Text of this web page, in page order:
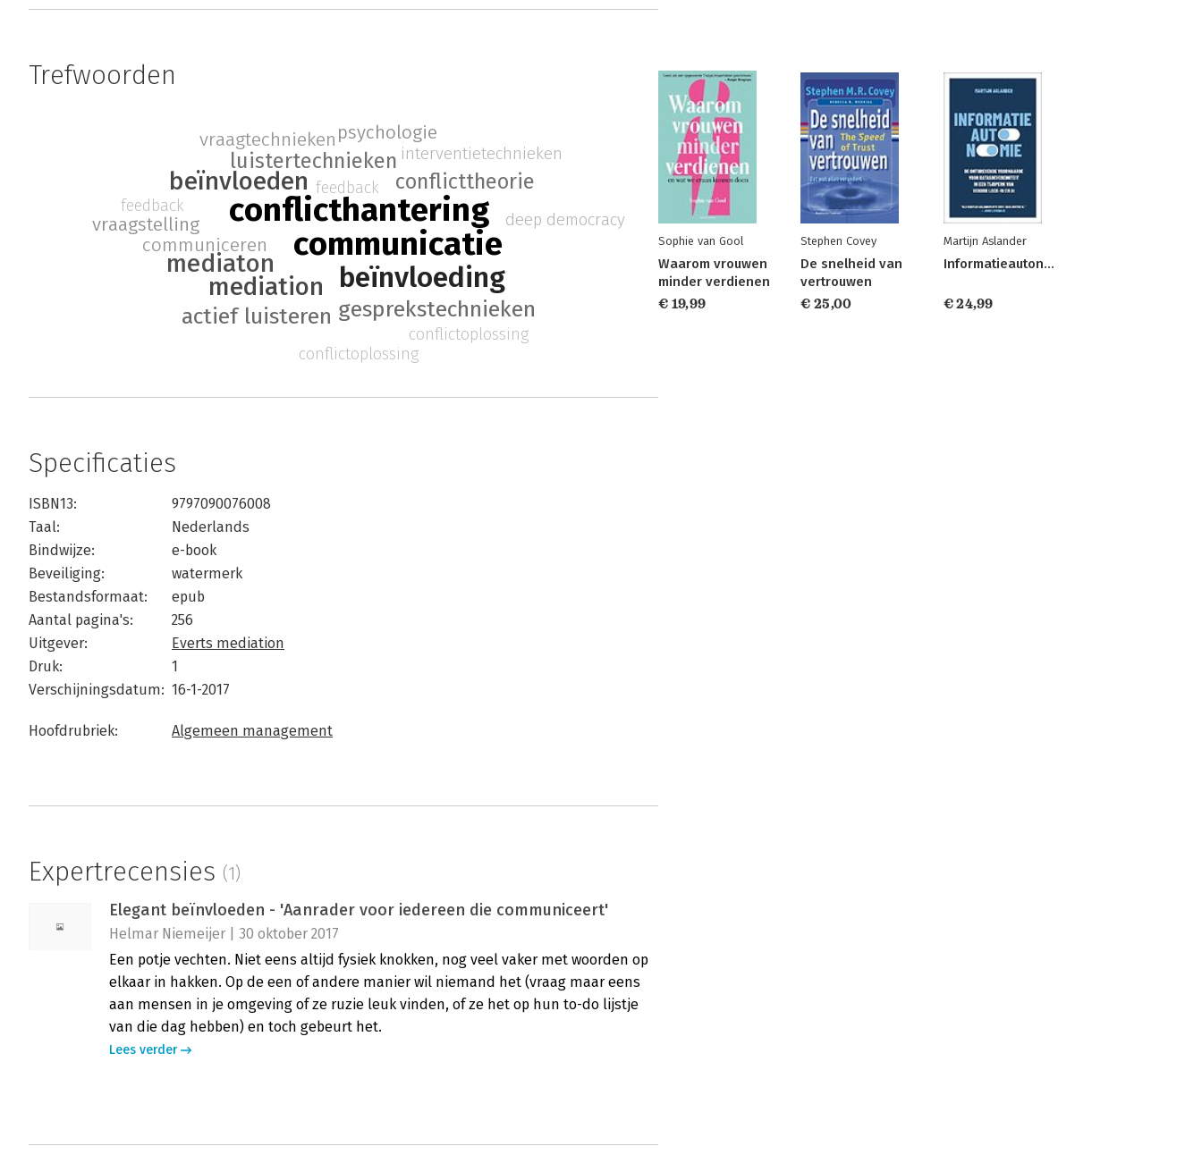
Trefwoorden
conflicthantering
communicatie
beïnvloeding
mediation
mediaton
beïnvloeden
luistertechnieken
conflicttheorie
gesprekstechnieken
actief luisteren
communiceren
vraagstelling
vraagtechniekenpsychologie
interventietechnieken
deep democracy
feedback
conflictoplossing
feedback
conflictoplossing
Specificaties
ISBN13:
9797090076008
Taal:
Nederlands
Bindwijze:
e-book
Beveiliging:
watermerk
Bestandsformaat:
epub
Aantal pagina's:
256
Uitgever:
Everts mediation
Druk:
1
Verschijningsdatum: 16-1-2017
Hoofdrubriek: Algemeen management
Expertrecensies (1)
Elegant beïnvloeden - 'Aanrader voor iedereen die communiceert'
Helmar Niemeijer | 30 oktober 2017
Een potje vechten. Niet eens altijd fysiek knokken, nog veel vaker met woorden op
elkaar in hakken. Op de een of andere manier wil niemand het (vraag maar eens
aan mensen in je omgeving of ze ruzie leuk vinden, of ze het op hun to-do lijstje
van die dag hebben) en toch gebeurt het.
Lees verder
Sophie van Gool
Waarom vrouwen
minder verdienen
€ 19,99
Stephen Covey
De snelheid van
vertrouwen
€ 25,00
Martijn Aslander
Informatieautonomie
€ 24,99